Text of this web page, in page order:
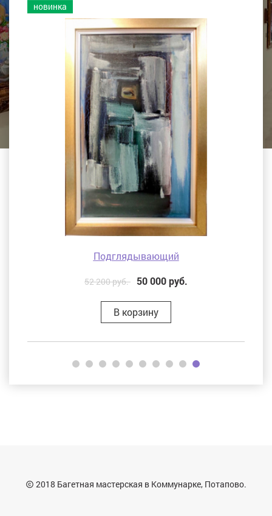
новинка
Подглядывающий
52 200 руб. 50 000руб.
В корзину
copyright 2018 Багетная мастерская в Коммунарке, Потапово.